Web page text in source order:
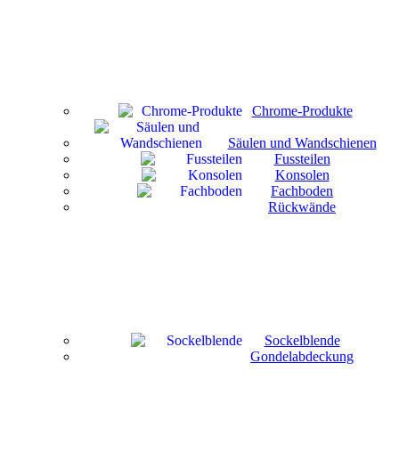
Chrome-Produkte
Säulen und Wandschienen
Fussteilen
Konsolen
Fachboden
Rückwände
Sockelblende
Gondelabdeckung